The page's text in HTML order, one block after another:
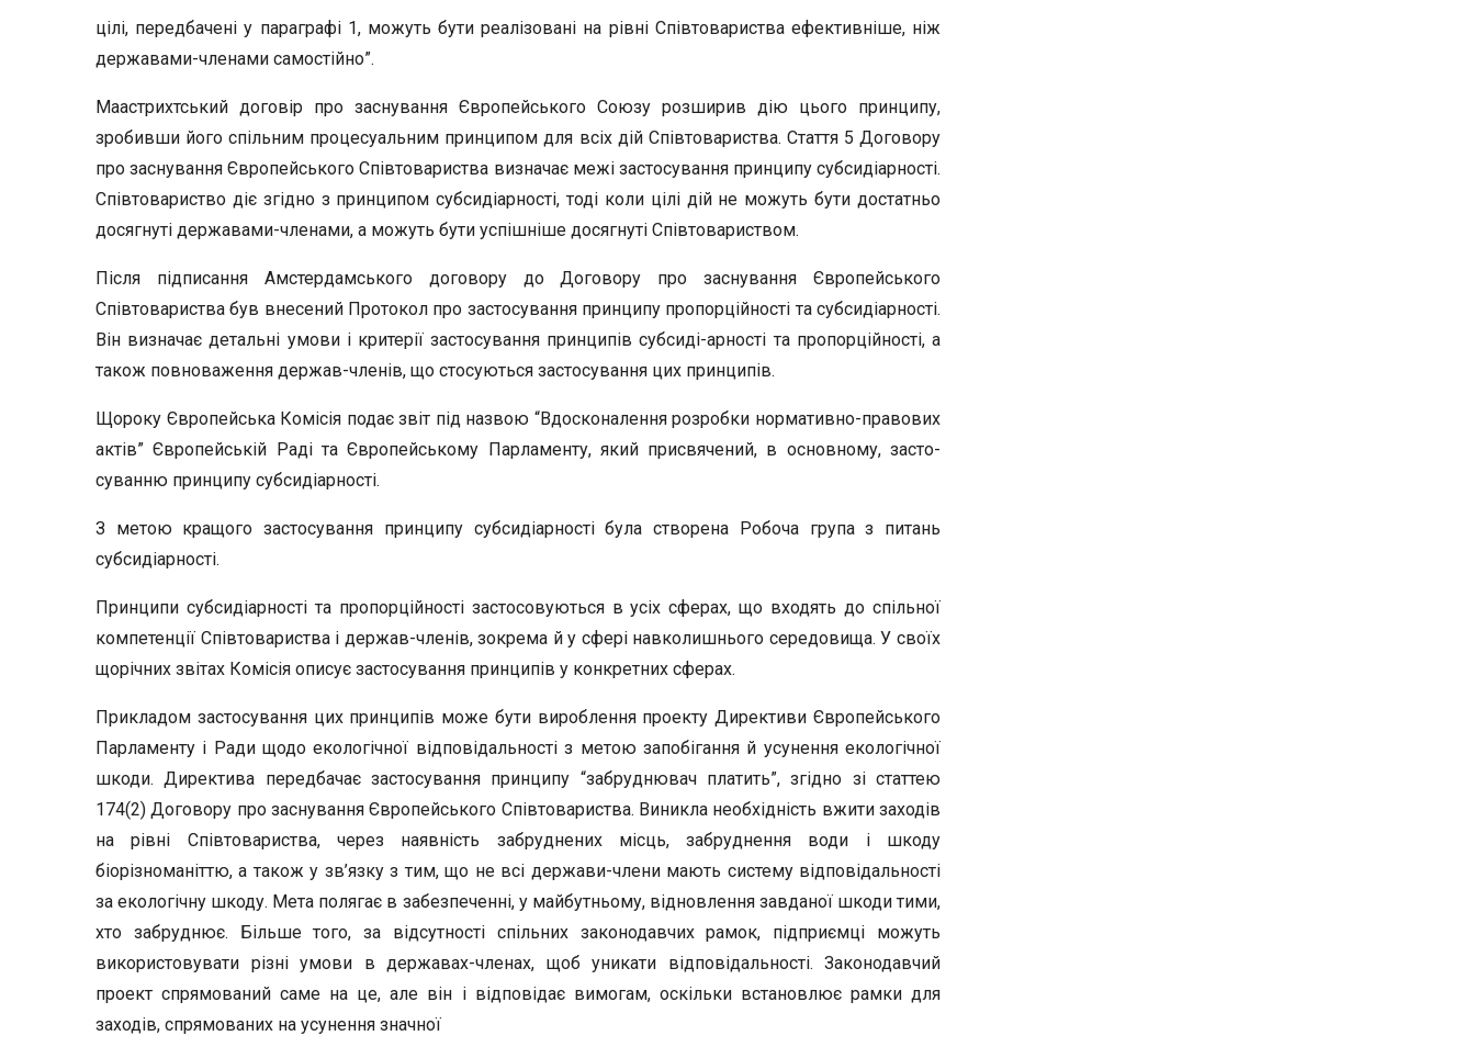
цілі, передбачені у параграфі 1, можуть бути реалізовані на рівні Спів­товариства ефективніше, ніж
державами-членами самостійно”.
Маастрихтський договір про заснування Європейського Союзу розширив дію цього принципу,
зробивши його спільним процесу­альним принципом для всіх дій Співтовариства. Стаття 5 Договору
про заснування Європейського Співтовариства визначає межі застосування принципу субсидіарності.
Співтовариство діє згідно з принципом субсидіарності, тоді коли цілі дій не можуть бути достатньо
досягнуті державами-членами, а можуть бути успішніше досягнуті Співтовариством.
Після підписання Амстердамського договору до Договору про заснування Європейського
Співтовариства був внесений Протокол про застосування принципу пропорційності та субсидіарності.
Він визначає детальні умови і критерії застосування принципів субсиді-арності та пропорційності, а
також повноваження держав-членів, що стосуються застосування цих принципів.
Щороку Європейська Комісія подає звіт під назвою “Вдосконалення розробки нормативно-правових
актів” Європейській Раді та Європейському Парламенту, який присвячений, в основному, засто­
суванню принципу субсидіарності.
З метою кращого застосування принципу субсидіарності була створена Робоча група з питань
субсидіарності.
Принципи субсидіарності та пропорційності застосовуються в усіх сферах, що входять до спільної
компетенції Співтовариства і держав-членів, зокрема й у сфері навколишнього середовища. У своїх
щорічних звітах Комісія описує застосування принципів у конкретних сферах.
Прикладом застосування цих принципів може бути вироблення проекту Директиви Європейського
Парламенту і Ради щодо еколо­гічної відповідальності з метою запобігання й усунення екологічної
шкоди. Директива передбачає застосування принципу “забруднювач платить”, згідно зі статтею
174(2) Договору про заснування Євро­пейського Співтовариства. Виникла необхідність вжити заходів
на рівні Співтовариства, через наявність забруднених місць, забруднення води і шкоду
біорізноманіттю, а також у зв’язку з тим, що не всі держави-члени мають систему відповідальності
за екологічну шкоду. Мета полягає в забезпеченні, у майбутньому, відновлення завданої шкоди тими,
хто забруднює. Більше того, за відсутності спільних законодавчих рамок, підприємці можуть
використовувати різні умови в державах-членах, щоб уникати відповідальності. Законодавчий
проект спрямований саме на це, але він і відповідає вимогам, оскільки встановлює рамки для
заходів, спрямованих на усунення значної